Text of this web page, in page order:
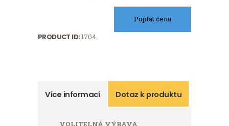
Poptat cenu
PRODUCT ID:1704
Více informací Dotaz k produktu
VOLITELNÁ VÝBAVA